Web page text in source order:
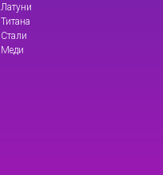
Латуни
Титана
Стали
Меди